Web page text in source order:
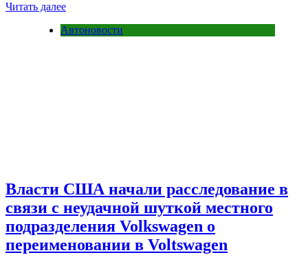
Читать далее
Автоновости
Власти США начали расследование в
связи с неудачной шуткой местного
подразделения Volkswagen о
переименовании в Voltswagen